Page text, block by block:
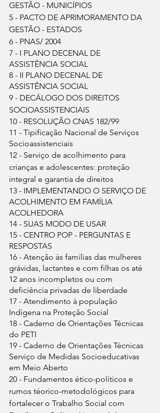
GESTÃO - MUNICÍPIOS
5 - PACTO DE APRIMORAMENTO DA
GESTÃO - ESTADOS
6 - PNAS/ 2004
7 - I PLANO DECENAL DE
ASSISTÊNCIA SOCIAL
8 - II PLANO DECENAL DE
ASSISTÊNCIA SOCIAL
9 - DECÁLOGO DOS DIREITOS
SOCIOASSISTENCIAIS
10 - RESOLUÇÃO CNAS 182/99
11 - Tipificação Nacional de Serviços
Socioassistenciais
12 - Serviço de acolhimento para
crianças e adolescentes: proteção
integral e garantia de direitos
13 - IMPLEMENTANDO O SERVIÇO DE
ACOLHIMENTO EM FAMÍLIA
ACOLHEDORA
14 - SUAS MODO DE USAR
15 - CENTRO POP - PERGUNTAS E
RESPOSTAS
16 - Atenção às famílias das mulheres
grávidas, lactantes e com filhas os até
12 anos incompletos ou com
deficiência privadas de liberdade
17 - Atendimento à população
Indígena na Proteção Social
18 - Caderno de Orientações Técnicas
do PETI
19 - Caderno de Orientações Técnicas
Serviço de Medidas Socioeducativas
em Meio Aberto
20 - Fundamentos ético-políticos e
rumos téorico-metodológicos para
fortalecer o Trabalho Social com